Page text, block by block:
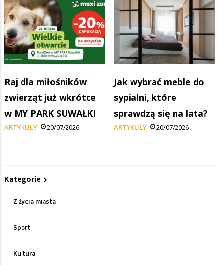
Raj dla miłośników
zwierząt już wkrótce
w MY PARK SUWAŁKI
ARTYKUŁY 20/07/2026
Jak wybrać meble do
sypialni, które
sprawdzą się na lata?
ARTYKUŁY 20/07/2026
Kategorie
Z życia miasta
Sport
Kultura